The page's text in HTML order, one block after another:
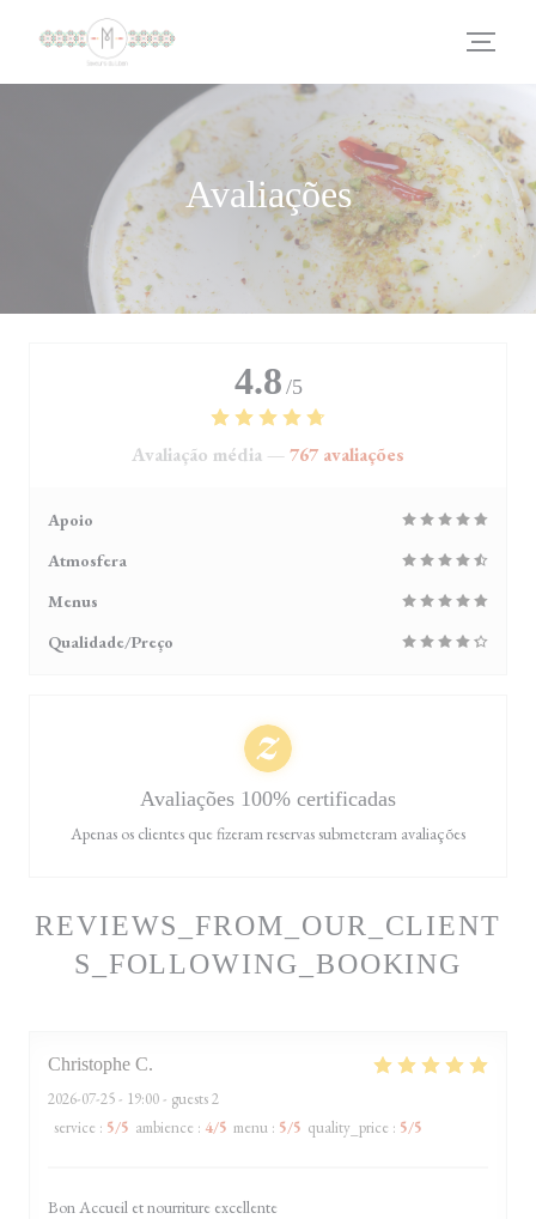
Painel de Gerenciamento de Cookies
Avaliações
REVIEWS_FROM_OUR_CLIENT
S_FOLLOWING_BOOKING
Christophe C
2026-07-25- 19:00 - guests 2
service : 5/5 ambience : 4/5 menu : 5/5 quality_price : 5/5
Bon Accueil et nourriture excellente
4.8 /5
Avaliação média —767 avaliações
Apoio
Atmosfera
Menus
Qualidade/Preço
Avaliações 100% certificadas
Apenas os clientes que fizeram reservas submeteram avaliações